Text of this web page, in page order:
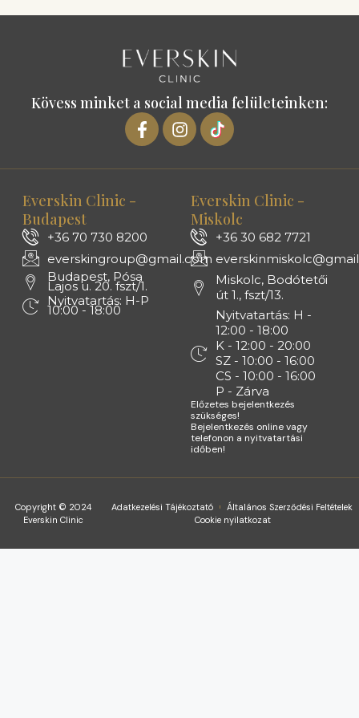
Kövess minket a social media felületeinken:
Everskin Clinic -
Budapest
+36 70 730 8200
everskingroup@gmail.com
Budapest, Pósa
Lajos u. 20. fszt/1.
Nyitvatartás: H-P
10:00 - 18:00
Everskin Clinic -
Miskolc
+36 30 682 7721
Miskolc, Bodótetői
út 1., fszt/13.
Nyitvatartás: H -
12:00 - 18:00
K - 12:00 - 20:00
SZ - 10:00 - 16:00
CS - 10:00 - 16:00
P - Zárva
Előzetes bejelentkezés
szükséges!
Bejelentkezés online vagy
telefonon a nyitvatartási
időben!
Copyright © 2024
Everskin Clinic
Adatkezelési Tájékoztató
Általános Szerződési Feltételek
Cookie nyilatkozat